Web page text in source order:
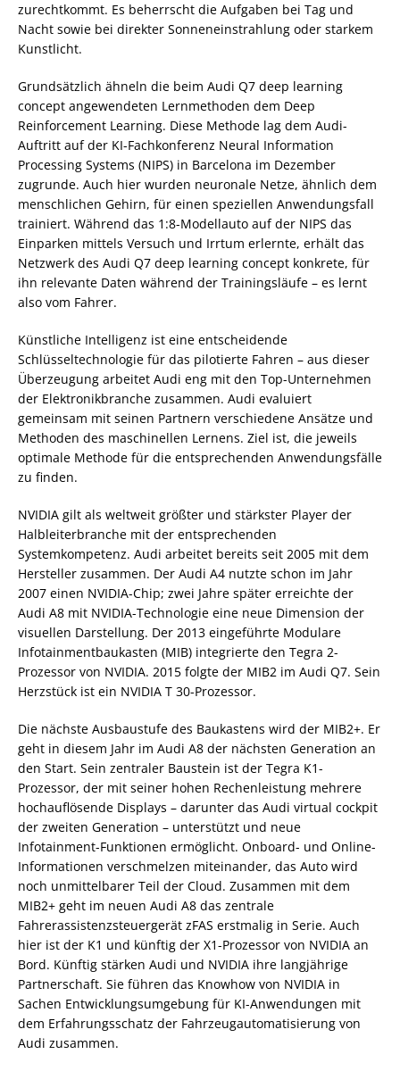
zurechtkommt. Es beherrscht die Aufgaben bei Tag und
Nacht sowie bei direkter Sonneneinstrahlung oder starkem
Kunstlicht.
Grundsätzlich ähneln die beim Audi Q7 deep learning
concept angewendeten Lernmethoden dem Deep
Reinforcement Learning. Diese Methode lag dem Audi-
Auftritt auf der KI-Fachkonferenz Neural Information
Processing Systems (NIPS) in Barcelona im Dezember
zugrunde. Auch hier wurden neuronale Netze, ähnlich dem
menschlichen Gehirn, für einen speziellen Anwendungsfall
trainiert. Während das 1:8-Modellauto auf der NIPS das
Einparken mittels Versuch und Irrtum erlernte, erhält das
Netzwerk des Audi Q7 deep learning concept konkrete, für
ihn relevante Daten während der Trainingsläufe – es lernt
also vom Fahrer.
Künstliche Intelligenz ist eine entscheidende
Schlüsseltechnologie für das pilotierte Fahren – aus dieser
Überzeugung arbeitet Audi eng mit den Top-Unternehmen
der Elektronikbranche zusammen. Audi evaluiert
gemeinsam mit seinen Partnern verschiedene Ansätze und
Methoden des maschinellen Lernens. Ziel ist, die jeweils
optimale Methode für die entsprechenden Anwendungsfälle
zu finden.
NVIDIA gilt als weltweit größter und stärkster Player der
Halbleiterbranche mit der entsprechenden
Systemkompetenz. Audi arbeitet bereits seit 2005 mit dem
Hersteller zusammen. Der Audi A4 nutzte schon im Jahr
2007 einen NVIDIA-Chip; zwei Jahre später erreichte der
Audi A8 mit NVIDIA-Technologie eine neue Dimension der
visuellen Darstellung. Der 2013 eingeführte Modulare
Infotainmentbaukasten (MIB) integrierte den Tegra 2-
Prozessor von NVIDIA. 2015 folgte der MIB2 im Audi Q7. Sein
Herzstück ist ein NVIDIA T 30-Prozessor.
Die nächste Ausbaustufe des Baukastens wird der MIB2+. Er
geht in diesem Jahr im Audi A8 der nächsten Generation an
den Start. Sein zentraler Baustein ist der Tegra K1-
Prozessor, der mit seiner hohen Rechenleistung mehrere
hochauflösende Displays – darunter das Audi virtual cockpit
der zweiten Generation – unterstützt und neue
Infotainment-Funktionen ermöglicht. Onboard- und Online-
Informationen verschmelzen miteinander, das Auto wird
noch unmittelbarer Teil der Cloud. Zusammen mit dem
MIB2+ geht im neuen Audi A8 das zentrale
Fahrerassistenzsteuergerät zFAS erstmalig in Serie. Auch
hier ist der K1 und künftig der X1-Prozessor von NVIDIA an
Bord. Künftig stärken Audi und NVIDIA ihre langjährige
Partnerschaft. Sie führen das Knowhow von NVIDIA in
Sachen Entwicklungsumgebung für KI-Anwendungen mit
dem Erfahrungsschatz der Fahrzeugautomatisierung von
Audi zusammen.